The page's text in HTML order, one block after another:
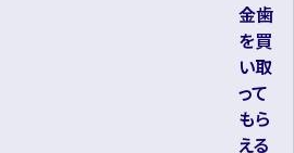
金歯
を買
い取
って
もら
える